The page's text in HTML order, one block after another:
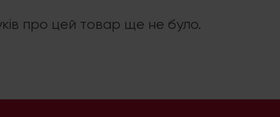
про цей товар ще не було.